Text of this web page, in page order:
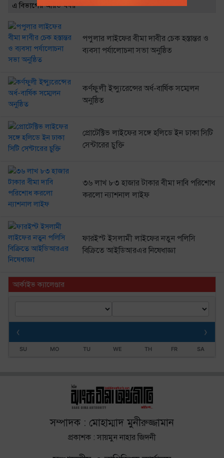
এ বিভাগের আরও খবর
পপুলার লাইফের বীমা দাবীর চেক হস্তান্তর ও
ব্যবসা পর্যালোচনা সভা অনুষ্ঠিত
কর্ণফুলী ইন্স্যুরেন্সের অর্ধ-বার্ষিক সম্মেলন
অনুষ্ঠিত
প্রোটেক্টিভ লাইফের সঙ্গে হলিডে ইন ঢাকা সিটি
সেন্টারের চুক্তি
৩৬ লাখ ৮৩ হাজার টাকার বীমা দাবি পরিশোধ
করলো ন্যাশনাল লাইফ
ফারইস্ট ইসলামী লাইফের নতুন পলিসি
বিক্রিতে আইডিআরএর নিষেধাজ্ঞা
আর্কাইভ ক্যালেণ্ডার
‹ ›
SU MO TU WE TH FR SA
সম্পাদক : মোহাম্মাদ মুনীরুজ্জামান
প্রকাশক : সায়মুন নাহার জিদনী